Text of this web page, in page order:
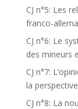
CJ n°5: Les
franco-
CJ n°6: Le
des mineurs
CJ n°7:
la
CJ n°8: La